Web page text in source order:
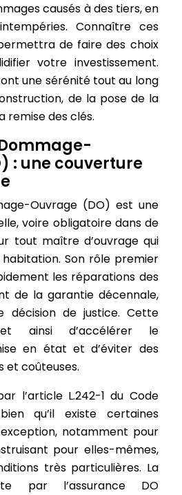
causés à des tiers, en
Connaître ces
de faire des choix
votre investissement.
une sérénité tout au long
de la pose de la
remise des clés.
: une couverture
Ouvrage (DO) est une
voire obligatoire dans de
tout maître d’ouvrage qui
Son rôle premier
les réparations des
de la garantie décennale,
décision de justice. Cette
ainsi d’accélérer le
en état et d’éviter des
et coûteuses.
l’article L.242-1 du Code
qu’il existe certaines
notamment pour
pour elles-mêmes,
très particulières. La
par l’assurance DO